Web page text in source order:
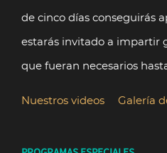
de cinco días conseguirás
estarás invitado a impartir
que fueran necesarios
Nuestros videos Galería